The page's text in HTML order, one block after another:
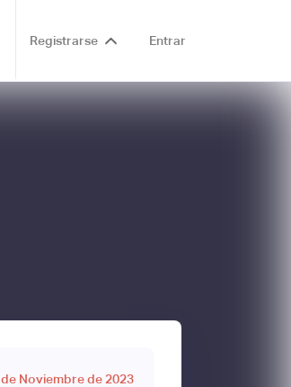
Registrarse Entrar
de Noviembrede 2023